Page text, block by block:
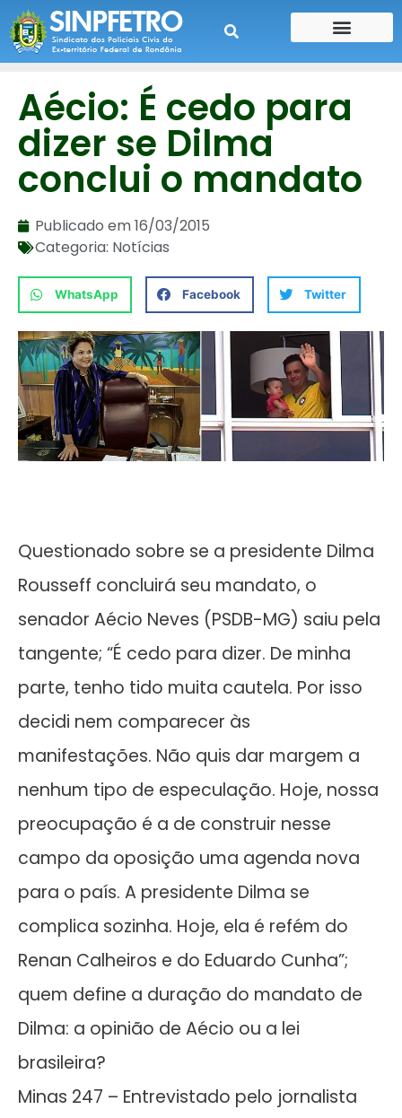
Aécio: É cedo para
dizer se Dilma
conclui o mandato
Publicado em16/03/2015
Categoria: Notícias
WhatsApp Facebook Twitter
Questionado sobre se a presidente Dilma
Rousseff concluirá seu mandato, o
senador Aécio Neves (PSDB-MG) saiu pela
tangente; “É cedo para dizer. De minha
parte, tenho tido muita cautela. Por isso
decidi nem comparecer às
manifestações. Não quis dar margem a
nenhum tipo de especulação. Hoje, nossa
preocupação é a de construir nesse
campo da oposição uma agenda nova
para o país. A presidente Dilma se
complica sozinha. Hoje, ela é refém do
Renan Calheiros e do Eduardo Cunha”;
quem define a duração do mandato de
Dilma: a opinião de Aécio ou a lei
brasileira?
Minas 247 – Entrevistado pelo jornalista